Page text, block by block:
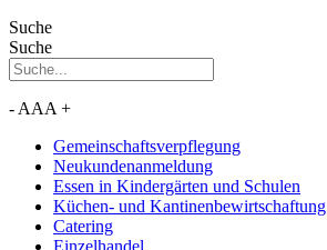
Suche
Suche
- AAA +
Gemeinschaftsverpflegung
Neukundenanmeldung
Essen in Kindergärten und Schulen
Küchen- und Kantinenbewirtschaftung
Catering
Einzelhandel